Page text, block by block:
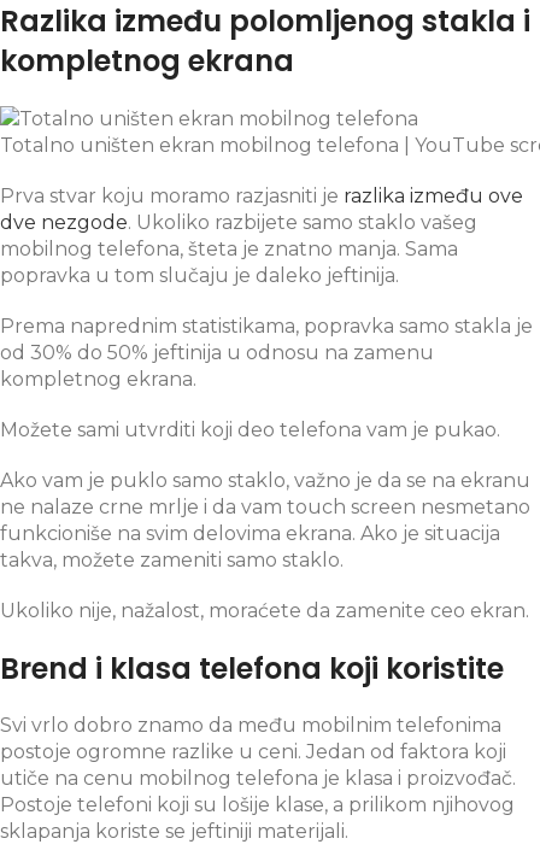
Razlika između polomljenog stakla i
kompletnog ekrana
Totalno uništen ekran mobilnog telefona | YouTube
Prva stvar koju moramo razjasniti je razlika između ove
dve nezgode. Ukoliko razbijete samo staklo vašeg
mobilnog telefona, šteta je znatno manja. Sama
popravka u tom slučaju je daleko jeftinija.
Prema naprednim statistikama, popravka samo stakla je
od 30% do 50% jeftinija u odnosu na zamenu
kompletnog ekrana.
Možete sami utvrditi koji deo telefona vam je pukao.
Ako vam je puklo samo staklo, važno je da se na ekranu
ne nalaze crne mrlje i da vam touch screen nesmetano
funkcioniše na svim delovima ekrana. Ako je situacija
takva, možete zameniti samo staklo.
Ukoliko nije, nažalost, moraćete da zamenite ceo ekran.
Brend i klasa telefona koji koristite
Svi vrlo dobro znamo da među mobilnim telefonima
postoje ogromne razlike u ceni. Jedan od faktora koji
utiče na cenu mobilnog telefona je klasa i proizvođač.
Postoje telefoni koji su lošije klase, a prilikom njihovog
sklapanja koriste se jeftiniji materijali.